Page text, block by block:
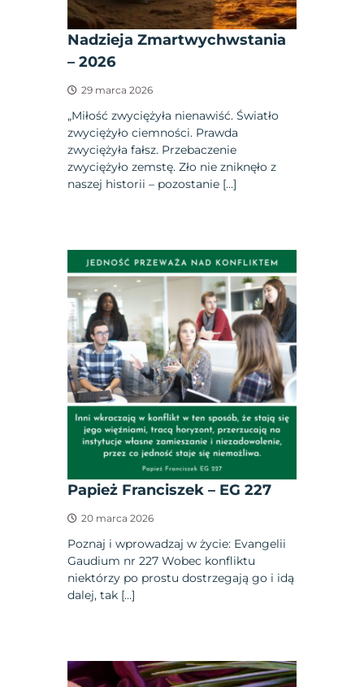
Nadzieja Zmartwychwstania
– 2026
29 marca 2026
„Miłość zwyciężyła nienawiść. Światło
zwyciężyło ciemności. Prawda
zwyciężyła fałsz. Przebaczenie
zwyciężyło zemstę. Zło nie zniknęło z
naszej historii – pozostanie […]
Papież Franciszek – EG 227
20 marca 2026
Poznaj i wprowadzaj w życie: Evangelii
Gaudium nr 227 Wobec konfliktu
niektórzy po prostu dostrzegają go i idą
dalej, tak […]